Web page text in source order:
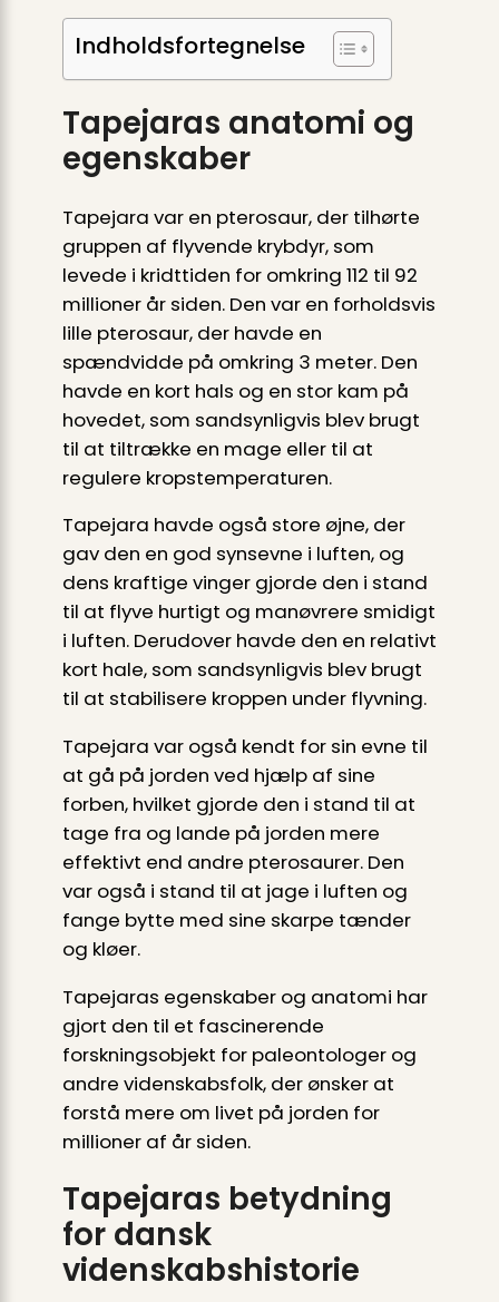
Indholdsfortegnelse
Tapejaras anatomi og
egenskaber
Tapejara var en pterosaur, der tilhørte
gruppen af flyvende krybdyr, som
levede i kridttiden for omkring 112 til 92
millioner år siden. Den var en forholdsvis
lille pterosaur, der havde en
spændvidde på omkring 3 meter. Den
havde en kort hals og en stor kam på
hovedet, som sandsynligvis blev brugt
til at tiltrække en mage eller til at
regulere kropstemperaturen.
Tapejara havde også store øjne, der
gav den en god synsevne i luften, og
dens kraftige vinger gjorde den i stand
til at flyve hurtigt og manøvrere smidigt
i luften. Derudover havde den en relativt
kort hale, som sandsynligvis blev brugt
til at stabilisere kroppen under flyvning.
Tapejara var også kendt for sin evne til
at gå på jorden ved hjælp af sine
forben, hvilket gjorde den i stand til at
tage fra og lande på jorden mere
effektivt end andre pterosaurer. Den
var også i stand til at jage i luften og
fange bytte med sine skarpe tænder
og kløer.
Tapejaras egenskaber og anatomi har
gjort den til et fascinerende
forskningsobjekt for paleontologer og
andre videnskabsfolk, der ønsker at
forstå mere om livet på jorden for
millioner af år siden.
Tapejaras betydning
for dansk
videnskabshistorie